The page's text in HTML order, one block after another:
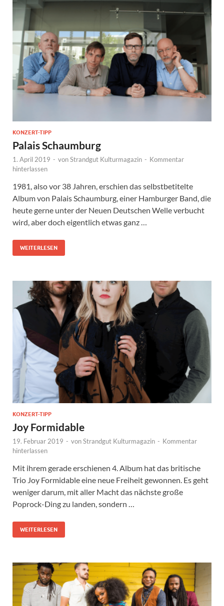
KONZERT-TIPP
Palais Schaumburg
1. April 2019 - vonStrandgut Kulturmagazin - Kommentar
hinterlassen
1981, also vor 38 Jahren, erschien das selbstbetitelte
Album von Palais Schaumburg, einer Hamburger Band, die
heute gerne unter der Neuen Deutschen Welle verbucht
wird, aber doch eigentlich etwas ganz …
WEITERLESEN
KONZERT-TIPP
Joy Formidable
19. Februar 2019 - vonStrandgut Kulturmagazin - Kommentar
hinterlassen
Mit ihrem gerade erschienen 4. Album hat das britische
Trio Joy Formidable eine neue Freiheit gewonnen. Es geht
weniger darum, mit aller Macht das nächste große
Poprock-Ding zu landen, sondern …
WEITERLESEN